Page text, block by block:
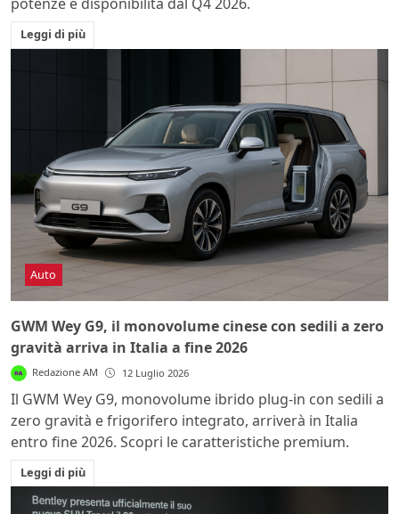
Leggi di più
Auto
GWM Wey G9, il monovolume cinese con sedili a zero
gravità arriva in Italia a fine 2026
Redazione AM 12 Luglio 2026
Il GWM Wey G9, monovolume ibrido plug-in con sedili a
zero gravità e frigorifero integrato, arriverà in Italia
entro fine 2026. Scopri le caratteristiche premium.
Leggi di più